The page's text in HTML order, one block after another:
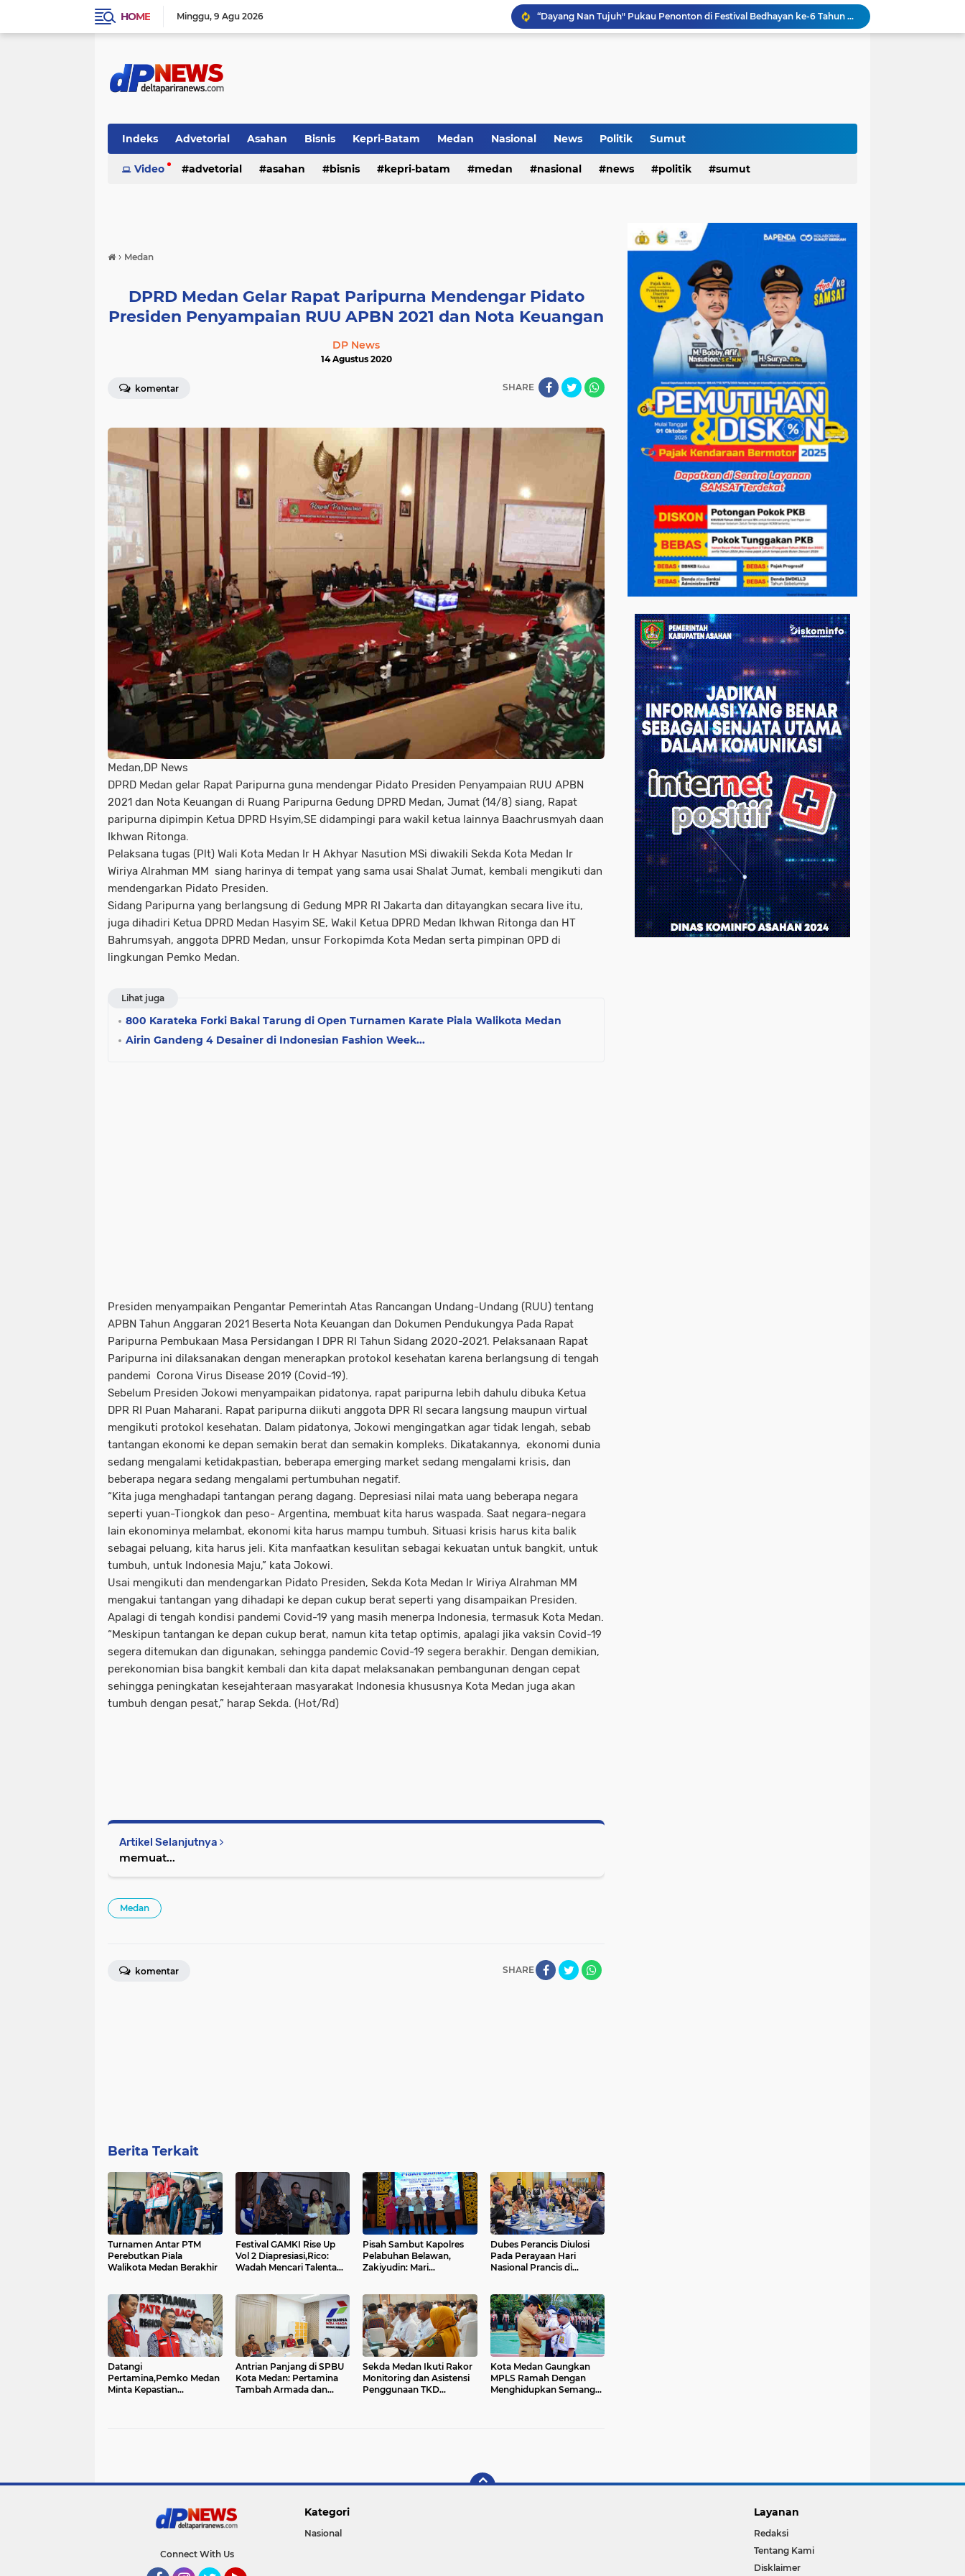
HOME Minggu 9 Agu 2026
“Dayang Nan Tujuh" Pukau Penonton di Festival Bedhayan ke-6 Tahun 2026: Rico, Tokoh Peduli Budaya....
Pemko Medan Raih Piagam Penghargaan Peringkat II Dari BKN
Rico di Sekolah Rakyat Jalan Flamboyan: 36 Kelas,270 Siswa
800 Karateka Forki Bakal Tarung di Open Turnamen Karate Piala Walikota Medan
Indeks Advetorial Asahan Bisnis Kepri-Batam Medan Nasional News Politik Sumut
Video advetorial asahan bisnis kepri-batam medan nasional news politik sumut
› Medan
DPRD Medan Gelar Rapat Paripurna Mendengar Pidato
Presiden Penyampaian RUU APBN 2021 dan Nota Keuangan
DP News
14 Agustus 2020
komentar SHARE
Medan,DP News
DPRD Medan gelar Rapat Paripurna guna mendengar Pidato Presiden Penyampaian RUU APBN
2021 dan Nota Keuangan di Ruang Paripurna Gedung DPRD Medan, Jumat (14/8) siang, Rapat
paripurna dipimpin Ketua DPRD Hsyim,SE didampingi para wakil ketua lainnya Baachrusmyah daan
Ikhwan Ritonga.
Pelaksana tugas (Plt) Wali Kota Medan Ir H Akhyar Nasution MSi diwakili Sekda Kota Medan Ir
Wiriya Alrahman MM siang harinya di tempat yang sama usai Shalat Jumat, kembali mengikuti dan
mendengarkan Pidato Presiden.
Sidang Paripurna yang berlangsung di Gedung MPR RI Jakarta dan ditayangkan secara live itu,
juga dihadiri Ketua DPRD Medan Hasyim SE, Wakil Ketua DPRD Medan Ikhwan Ritonga dan HT
Bahrumsyah, anggota DPRD Medan, unsur Forkopimda Kota Medan serta pimpinan OPD di
lingkungan Pemko Medan.
Lihat juga
800 Karateka Forki Bakal Tarung di Open Turnamen Karate Piala Walikota Medan
Airin Gandeng 4 Desainer di Indonesian Fashion Week...
Presiden menyampaikan Pengantar Pemerintah Atas Rancangan Undang-Undang (RUU) tentang
APBN Tahun Anggaran 2021 Beserta Nota Keuangan dan Dokumen Pendukungya Pada Rapat
Paripurna Pembukaan Masa Persidangan I DPR RI Tahun Sidang 2020-2021. Pelaksanaan Rapat
Paripurna ini dilaksanakan dengan menerapkan protokol kesehatan karena berlangsung di tengah
pandemi Corona Virus Disease 2019 (Covid-19).
Sebelum Presiden Jokowi menyampaikan pidatonya, rapat paripurna lebih dahulu dibuka Ketua
DPR RI Puan Maharani. Rapat paripurna diikuti anggota DPR RI secara langsung maupun virtual
mengikuti protokol kesehatan. Dalam pidatonya, Jokowi mengingatkan agar tidak lengah, sebab
tantangan ekonomi ke depan semakin berat dan semakin kompleks. Dikatakannya, ekonomi dunia
sedang mengalami ketidakpastian, beberapa emerging market sedang mengalami krisis, dan
beberapa negara sedang mengalami pertumbuhan negatif.
“Kita juga menghadapi tantangan perang dagang. Depresiasi nilai mata uang beberapa negara
seperti yuan-Tiongkok dan peso- Argentina, membuat kita harus waspada. Saat negara-negara
lain ekonominya melambat, ekonomi kita harus mampu tumbuh. Situasi krisis harus kita balik
sebagai peluang, kita harus jeli. Kita manfaatkan kesulitan sebagai kekuatan untuk bangkit, untuk
tumbuh, untuk Indonesia Maju,” kata Jokowi.
Usai mengikuti dan mendengarkan Pidato Presiden, Sekda Kota Medan Ir Wiriya Alrahman MM
mengakui tantangan yang dihadapi ke depan cukup berat seperti yang disampaikan Presiden.
Apalagi di tengah kondisi pandemi Covid-19 yang masih menerpa Indonesia, termasuk Kota Medan.
“Meskipun tantangan ke depan cukup berat, namun kita tetap optimis, apalagi jika vaksin Covid-19
segera ditemukan dan digunakan, sehingga pandemic Covid-19 segera berakhir. Dengan demikian,
perekonomian bisa bangkit kembali dan kita dapat melaksanakan pembangunan dengan cepat
sehingga peningkatan kesejahteraan masyarakat Indonesia khususnya Kota Medan juga akan
tumbuh dengan pesat,” harap Sekda. (Hot/Rd)
Artikel Selanjutnya
memuat...
Medan
SHARE
komentar
Berita Terkait
Turnamen Antar PTM
Perebutkan Piala
Walikota Medan Berakhir
Festival GAMKI Rise Up
Vol 2 Diapresiasi,Rico:
Wadah Mencari Talenta
Pisah Sambut Kapolres
Pelabuhan Belawan,
Zakiyudin: Mari
Dubes Perancis Diulosi
Pada Perayaan Hari
Nasional Prancis di
Datangi
Pertamina,Pemko Medan
Minta Kepastian
Antrian Panjang di SPBU
Kota Medan: Pertamina
Tambah Armada dan
Sekda Medan Ikuti Rakor
Monitoring dan Asistensi
Penggunaan TKD
Kota Medan Gaungkan
MPLS Ramah Dengan
Menghidupkan Semangat
Connect With Us
Kategori
Nasional
Layanan
Redaksi
Tentang Kami
Disklaimer